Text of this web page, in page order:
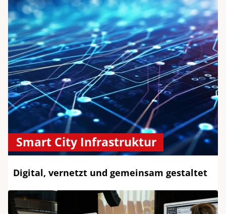
Smart City Infrastruktur
Digital, vernetzt und gemeinsam gestaltet